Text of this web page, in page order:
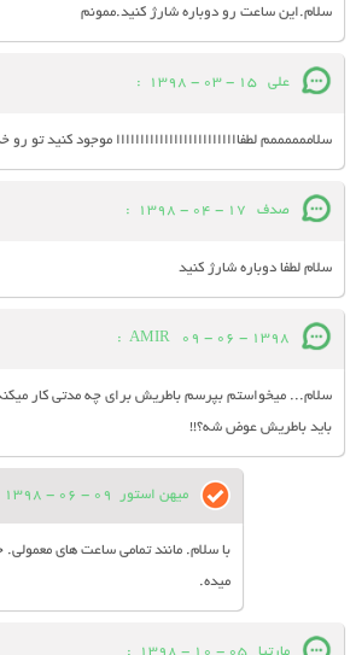
سلام.این ساعت رو دوباره شارژ کنید.ممونم
علی 15 - 03 - 1398
:
سلاممممممم لطفاااااااااااااااااااااااااا موجود کنید تو رو
صدف 17 - 04 - 1398
:
سلام لطفا دوباره شارژ کنید
AMIR 09 - 06 - 1398
:
سلام... میخواستم بپرسم باطریش برای چه مدتی کار
باید باطریش عوض شه؟!!
میهن استور 09 - 06 - 1398
با سلام. مانند تمامی ساعت های
میده.
مارتیا 05 - 10 - 1398
: